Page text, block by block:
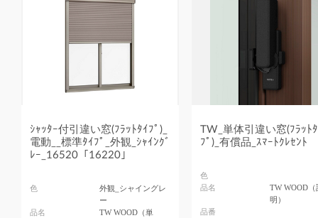
ｼｬｯﾀｰ付引違い窓(ﾌﾗｯﾄﾀｲﾌﾟ)_
電動__標準ﾀｲﾌﾟ_外観_ｼｬｲﾝｸﾞ
ﾚｰ_16520「16220」
色
外観_シャイングレ
ー
品名
TW WOOD（単
TW_単体引違い窓(ﾌﾗｯﾄ
ﾌﾟ)_有償品_ｽﾏｰﾄｸﾚｾﾝﾄ
色
品名
TW WOOD（
明）
品番